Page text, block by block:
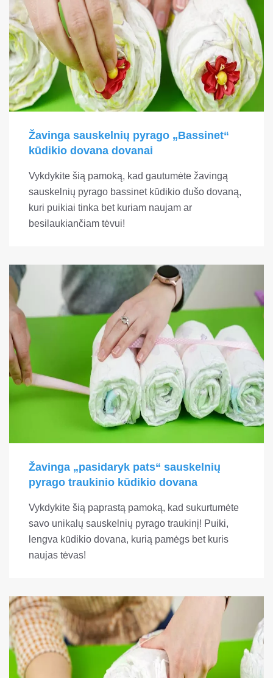
Žavinga sauskelnių pyrago „Bassinet“
kūdikio dovana dovanai
Vykdykite šią pamoką, kad gautumėte žavingą
sauskelnių pyrago bassinet kūdikio dušo dovaną,
kuri puikiai tinka bet kuriam naujam ar
besilaukiančiam tėvui!
Žavinga „pasidaryk pats“ sauskelnių
pyrago traukinio kūdikio dovana
Vykdykite šią paprastą pamoką, kad sukurtumėte
savo unikalų sauskelnių pyrago traukinį! Puiki,
lengva kūdikio dovana, kurią pamėgs bet kuris
naujas tėvas!